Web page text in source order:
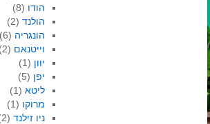
הודו (8)
הולנד (2)
הונגריה (6)
וייטנאם (2)
יוון (1)
יפן (5)
ליטא (1)
מרוקו (1)
ניו זילנד (2)